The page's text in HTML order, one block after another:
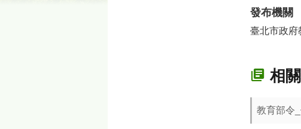
發布機關
臺北市政府
相
教育部令